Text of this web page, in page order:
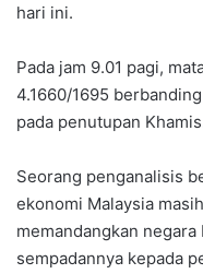
hari ini.
Pada jam 9.01 pagi,
4.1660/1695
pada penutupan
Seorang penganalisis
ekonomi Malaysia
memandangkan
sempadannya kepada